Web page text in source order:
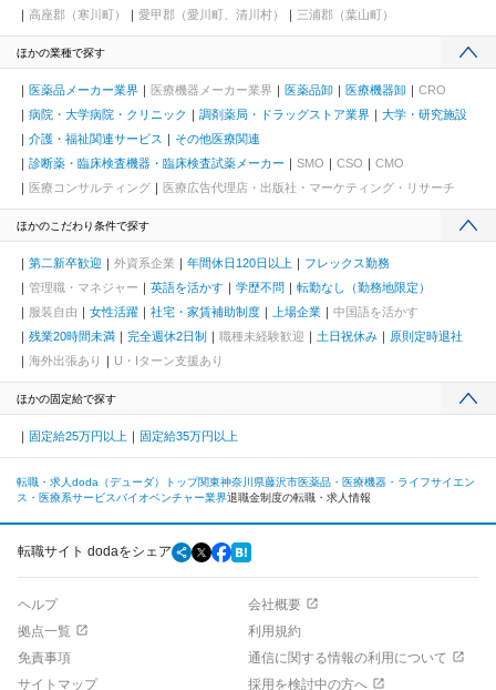
高座郡（寒川町）
愛甲郡（愛川町、清川村） 三浦郡（葉山町）
ほかの業種で探す
医薬品メーカー業界 医療機器メーカー業界 医薬品卸 医療機器卸
CRO
病院・大学病院・クリニック
調剤薬局・ドラッグストア業界
大学・研究施設
介護・福祉関連サービス
その他医療関連
診断薬・臨床検査機器・臨床検査試薬メーカー
SMO CSO
CMO
医療コンサルティング
医療広告代理店・出版社・マーケティング・リサーチ
ほかのこだわり条件で探す
第二新卒歓迎 外資系企業 年間休日120日以上
フレックス勤務
管理職・マネジャー
英語を活かす 学歴不問
転勤なし（勤務地限定）
服装自由
女性活躍 社宅・家賃補助制度 上場企業
中国語を活かす
残業20時間未満
完全週休2日制 職種未経験歓迎 土日祝休み
原則定時退社
海外出張あり
U・Iターン支援あり
ほかの固定給で探す
固定給25万円以上 固定給35万円以上
転職・求人doda（デューダ）トップ関東神奈川県藤沢市医薬品・医療機器・ライフサイエン
ス・医療系サービス バイオベンチャー業界退職金制度の転職・求人情報
転職サイト dodaをシェア
ヘルプ
会社概要
拠点一覧
利用規約
免責事項
通信に関する情報の利用について
サイトマップ
採用を検討中の方へ